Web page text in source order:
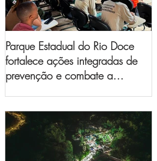
Parque Estadual do Rio Doce
fortalece ações integradas de
prevenção e combate a